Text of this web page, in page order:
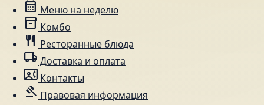
calendar_month Меню на неделю
inventory_2 Комбо
restaurant Ресторанные блюда
local_shipping Доставка и оплата
contact_phone Контакты
gavel Правовая информация